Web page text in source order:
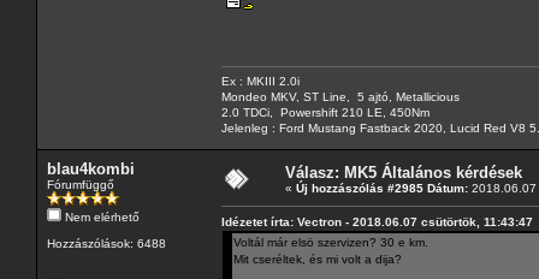
Ex : MKIII 2.0i
Mondeo MKV, ST Line, 5 ajtó, Metallicious
2.0 TDCi, Powershift 210 LE, 450Nm
Jelenleg : Ford Mustang Fastback 2020, Lucid Red V8
blau4kombi
Fórumfüggő
Nem elérhető
Hozzászólások: 6488
Válasz: MK5 Általános kérdések
« Új hozzászólás #2985 Dátum: 2018.06.07
Idézetet írta: Vectron - 2018.06.07 csütörtök, 11:43:47
Voltál már elsö szervizen? 30 e km.
Mit cseréltek, és mi volt a dija?